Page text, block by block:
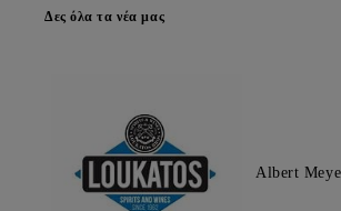
Δες όλα τα νέα μας
Albert